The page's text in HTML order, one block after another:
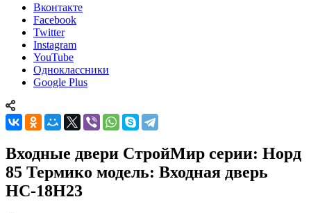
Вконтакте
Facebook
Twitter
Instagram
YouTube
Одноклассники
Google Plus
Входные двери СтройМир серии: Норд
85 Термико модель: Входная дверь
НС-18Н23